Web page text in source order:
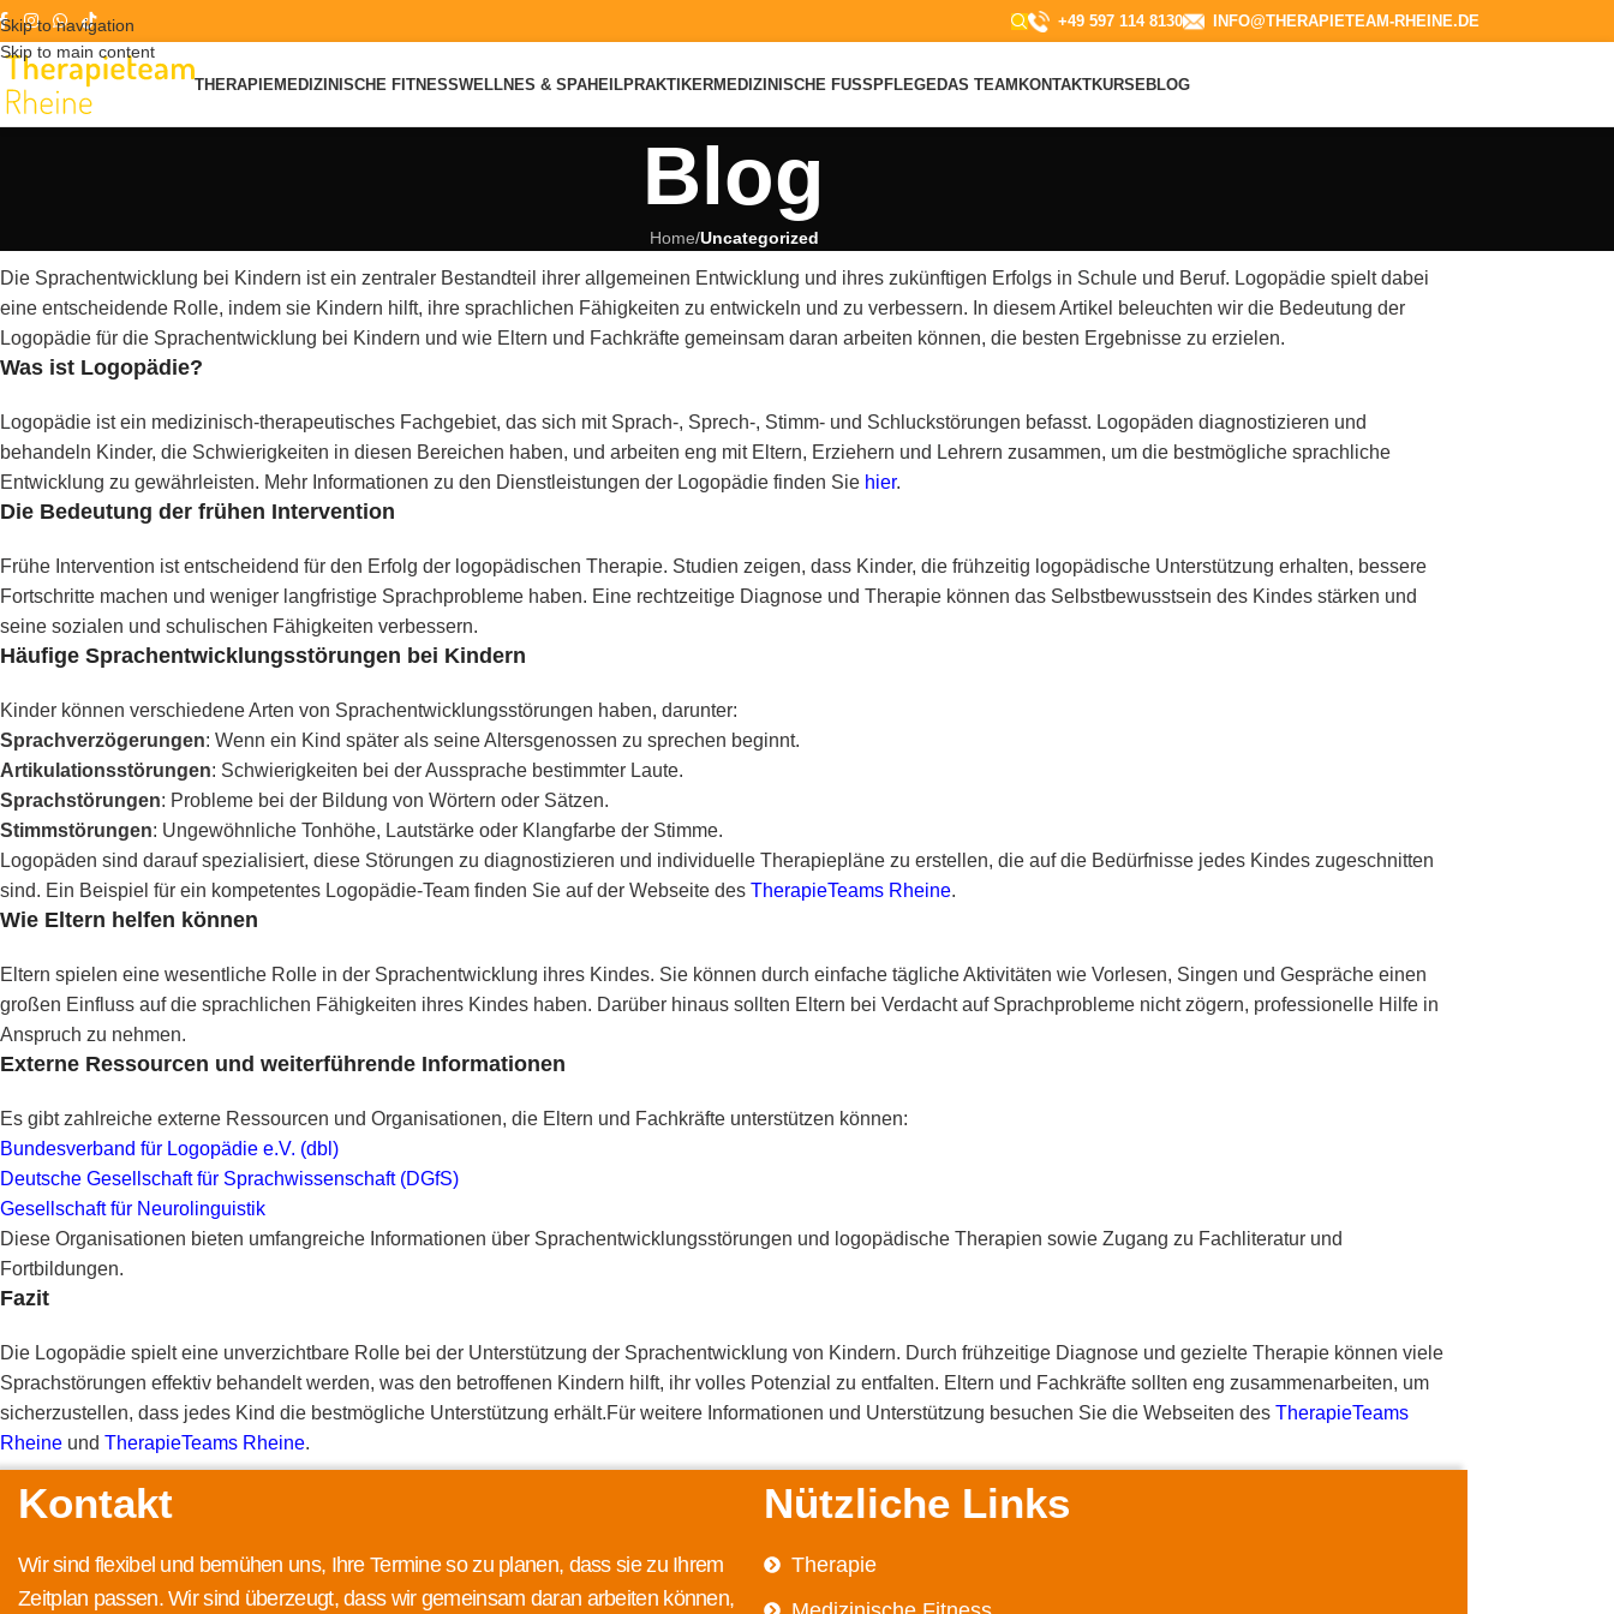
Skip to navigation
Skip to main content
+49 597 114 8130​ INFO@THERAPIETEAM-RHEINE.DE
THERAPIEMEDIZINISCHE FITNESSWELLNES & SPAHEILPRAKTIKERMEDIZINISCHE FUSSPFLEGE DAS TEAMKONTAKTKURSEBLOG
Blog
Home/Uncategorized
Die Sprachentwicklung bei Kindern ist ein zentraler Bestandteil ihrer allgemeinen Entwicklung und ihres zukünftigen Erfolgs in Schule und Beruf. Logopädie spielt dabei
eine entscheidende Rolle, indem sie Kindern hilft, ihre sprachlichen Fähigkeiten zu entwickeln und zu verbessern. In diesem Artikel beleuchten wir die Bedeutung der
Logopädie für die Sprachentwicklung bei Kindern und wie Eltern und Fachkräfte gemeinsam daran arbeiten können, die besten Ergebnisse zu erzielen.
Was ist Logopädie?
Logopädie ist ein medizinisch-therapeutisches Fachgebiet, das sich mit Sprach-, Sprech-, Stimm- und Schluckstörungen befasst. Logopäden diagnostizieren und
behandeln Kinder, die Schwierigkeiten in diesen Bereichen haben, und arbeiten eng mit Eltern, Erziehern und Lehrern zusammen, um die bestmögliche sprachliche
Entwicklung zu gewährleisten. Mehr Informationen zu den Dienstleistungen der Logopädie finden Sie hier.
Die Bedeutung der frühen Intervention
Frühe Intervention ist entscheidend für den Erfolg der logopädischen Therapie. Studien zeigen, dass Kinder, die frühzeitig logopädische Unterstützung erhalten, bessere
Fortschritte machen und weniger langfristige Sprachprobleme haben. Eine rechtzeitige Diagnose und Therapie können das Selbstbewusstsein des Kindes stärken und
seine sozialen und schulischen Fähigkeiten verbessern.
Häufige Sprachentwicklungsstörungen bei Kindern
Kinder können verschiedene Arten von Sprachentwicklungsstörungen haben, darunter:
Sprachverzögerungen: Wenn ein Kind später als seine Altersgenossen zu sprechen beginnt.
Artikulationsstörungen: Schwierigkeiten bei der Aussprache bestimmter Laute.
Sprachstörungen: Probleme bei der Bildung von Wörtern oder Sätzen.
Stimmstörungen: Ungewöhnliche Tonhöhe, Lautstärke oder Klangfarbe der Stimme.
Logopäden sind darauf spezialisiert, diese Störungen zu diagnostizieren und individuelle Therapiepläne zu erstellen, die auf die Bedürfnisse jedes Kindes zugeschnitten
sind. Ein Beispiel für ein kompetentes Logopädie-Team finden Sie auf der Webseite des TherapieTeams Rheine.
Wie Eltern helfen können
Eltern spielen eine wesentliche Rolle in der Sprachentwicklung ihres Kindes. Sie können durch einfache tägliche Aktivitäten wie Vorlesen, Singen und Gespräche einen
großen Einfluss auf die sprachlichen Fähigkeiten ihres Kindes haben. Darüber hinaus sollten Eltern bei Verdacht auf Sprachprobleme nicht zögern, professionelle Hilfe in
Anspruch zu nehmen.
Externe Ressourcen und weiterführende Informationen
Es gibt zahlreiche externe Ressourcen und Organisationen, die Eltern und Fachkräfte unterstützen können:
Bundesverband für Logopädie e.V. (dbl)
Deutsche Gesellschaft für Sprachwissenschaft (DGfS)
Gesellschaft für Neurolinguistik
Diese Organisationen bieten umfangreiche Informationen über Sprachentwicklungsstörungen und logopädische Therapien sowie Zugang zu Fachliteratur und
Fortbildungen.
Fazit
Die Logopädie spielt eine unverzichtbare Rolle bei der Unterstützung der Sprachentwicklung von Kindern. Durch frühzeitige Diagnose und gezielte Therapie können viele
Sprachstörungen effektiv behandelt werden, was den betroffenen Kindern hilft, ihr volles Potenzial zu entfalten. Eltern und Fachkräfte sollten eng zusammenarbeiten, um
sicherzustellen, dass jedes Kind die bestmögliche Unterstützung erhält.Für weitere Informationen und Unterstützung besuchen Sie die Webseiten des TherapieTeams
Rheine und TherapieTeams Rheine.
Kontakt
Wir sind flexibel und bemühen uns, Ihre Termine so zu planen, dass sie zu Ihrem
Zeitplan passen. Wir sind überzeugt, dass wir gemeinsam daran arbeiten können,
Nützliche Links
Therapie